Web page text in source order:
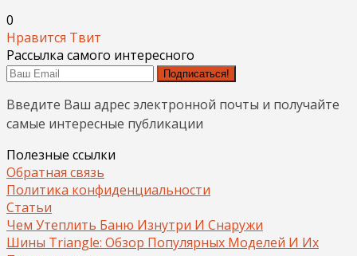
0
Нравится Твит
Рассылка самого интересного
Подписаться!
Введите Ваш адрес электронной почты и получайте
самые интересные публикации
Полезные ссылки
Обратная связь
Политика конфиденциальности
Статьи
Чем Утеплить Баню Изнутри И Снаружи
Шины Triangle: Обзор Популярных Моделей И Их